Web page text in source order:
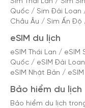
Quốc / Sim Đài Loan
Châu Âu / Sim Ấn Độ
eSIM du lịch
eSIM Thái Lan / eSIM
Quốc / eSIM Đài Loan
eSIM Nhật Bản /
Bảo hiểm du lịch
Bảo hiểm du lịch